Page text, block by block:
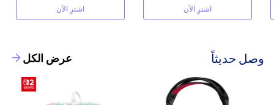
اشترِ الآن اشترِ الآن
وصل حديثاً عرض الكل